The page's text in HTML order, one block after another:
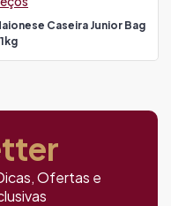
Caseira Junior Bag
Ofertas e